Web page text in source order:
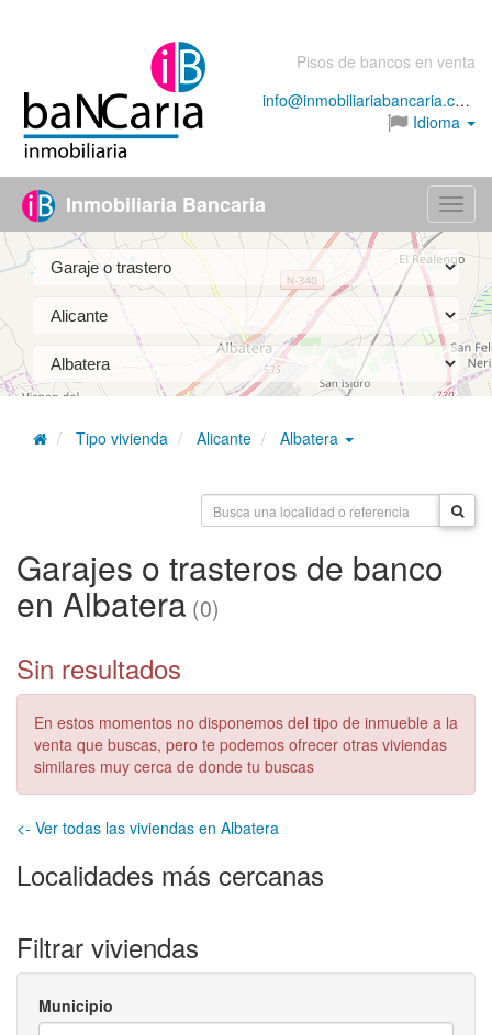
Pisos de bancos en venta
info@inmobiliariabancaria.com
Idioma
Menú
Inmobiliaria Bancaria
Tipo vivienda Alicante Albatera
Garajes o trasteros de banco
en Albatera (0)
Sin resultados
En estos momentos no disponemos del tipo de inmueble a la
venta que buscas, pero te podemos ofrecer otras viviendas
similares muy cerca de donde tu buscas
<- Ver todas las viviendas en Albatera
Localidades más cercanas
Filtrar viviendas
Municipio